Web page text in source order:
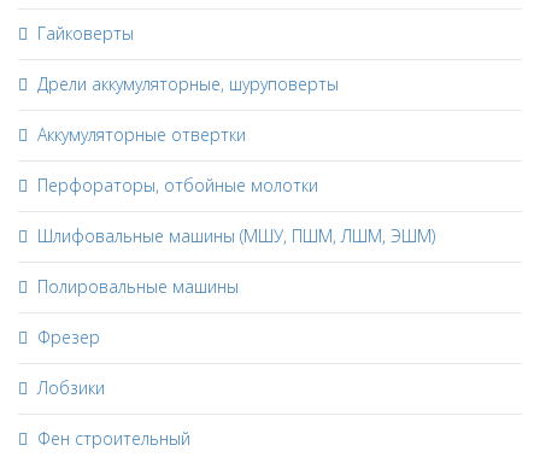
Гайковерты
Дрели аккумуляторные, шуруповерты
Аккумуляторные отвертки
Перфораторы, отбойные молотки
Шлифовальные машины (МШУ, ПШМ, ЛШМ, ЭШМ)
Полировальные машины
Фрезер
Лобзики
Фен строительный